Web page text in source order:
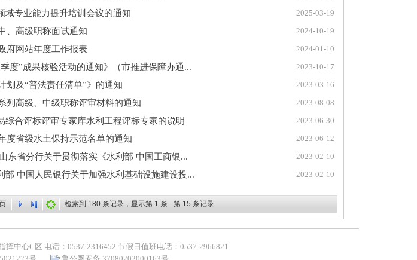
域专业能力提升培训会议的通知 2025-03-19
、高级职称面试通知 2024-10-19
府网站年度工作报表 2024-01-10
度”成果核验活动的通知》（市推进保障办通... 2023-10-17
划及“普法责任清单”》的通知 2023-03-16
列高级、中级职称评审材料的通知 2023-08-08
综合评标评审专家库水利工程评标专家的说明 2023-06-30
度省级水土保持示范名单的通知 2023-06-12
东省分行关于贯彻落实《水利部 中国工商银... 2023-02-10
部 中国人民银行关于加强水利基础设施建设投... 2023-02-10
检索到 180 条记录，显示第 1 条 - 第 15 条记录
中心C区 电话：0537-2316452 节假日值班电话：0537-2966821